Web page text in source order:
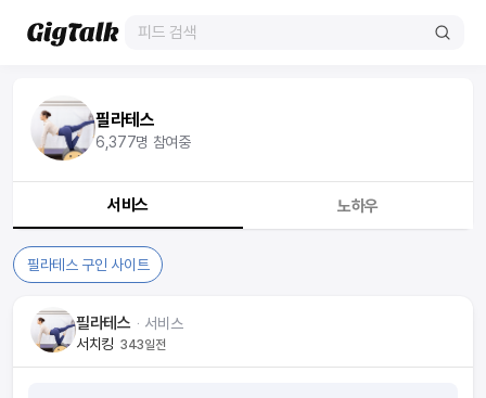
필라테스
6,377명 참여중
서비스 노하우
필라테스 구인 사이트
필라테스 ᆞ 서비스
서치킹 343일전